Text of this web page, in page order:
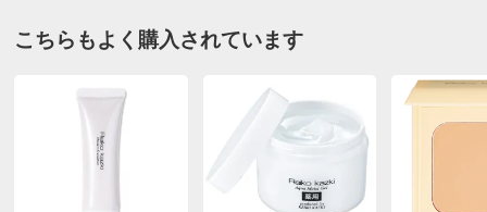
ディノスのサイズ 商品の測定について
2014/06/29
すべての口コミを見る
こちらもよく購入されています